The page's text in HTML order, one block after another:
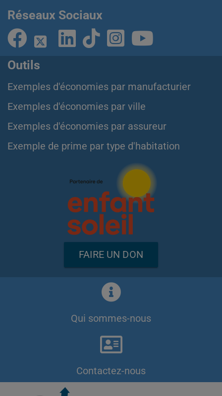
Réseaux Sociaux
Outils
Exemples d'économies par manufacturier
Exemples d'économies par ville
Exemples d'économies par assureur
Exemple de prime par type d'habitation
FAIRE UN DON
Qui sommes-nous
Contactez-nous